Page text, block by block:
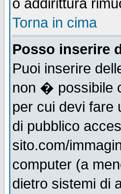
o addirittura
Torna in cima
Posso inserire
Puoi inserire
non � possibile
per cui devi fare
di pubblico
sito.com/
computer (a
dietro sistemi di